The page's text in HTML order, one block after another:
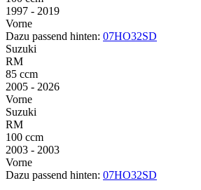
1997 - 2019
Vorne
Dazu passend hinten: 07HO32SD
Suzuki
RM
85 ccm
2005 - 2026
Vorne
Suzuki
RM
100 ccm
2003 - 2003
Vorne
Dazu passend hinten: 07HO32SD